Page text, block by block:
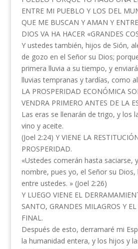
ENTRE MI PUEBLO Y LOS DEL
QUE ME BUSCAN Y AMAN Y
DIOS VA HA HACER «GRANDES
Y ustedes también, hijos de Sión,
de gozo en el Señor su Dios;
primera lluvia a su tiempo, y
lluvias tempranas y tardías, como
LA PROSPERIDAD ECONÓMICA
VENDRA PRIMERO ANTES DE LA
Las eras se llenarán de trigo, y los
vino y aceite.
(Joel 2:24) Y VIENE LA
PROSPERIDAD.
«Ustedes comerán hasta saciarse,
nombre, pues yo, el Señor su Dios,
entre ustedes. » (Joel 2:26)
Y LUEGO VIENE EL
SANTO, GRANDES MILAGROS Y
FINAL.
Después de esto, derramaré mi
la humanidad entera, y los hijos y